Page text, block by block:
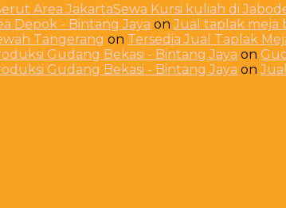
Area JakartaSewa Kursi kuliah di
Depok - Bintang Jaya onJual taplak meja
Tangerang on Tersedia Jual Taplak
Gudang Bekasi - Bintang Jaya on
Gudang Bekasi - Bintang Jaya on